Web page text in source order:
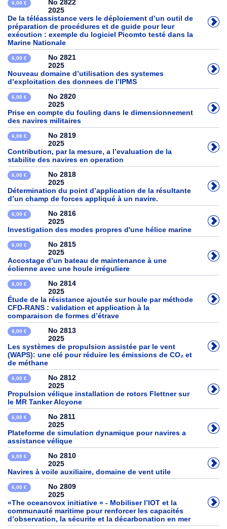
6,00 €
No 2822
2025
De la téléassistance vers le déploiement d’un outil de
préparation de procédures et de guide pour leur
exécution : exemple du logiciel Picomto testé dans la
Marine Nationale
6,00 €
No 2821
2025
Nouveau domaine d’utilisation des systemes
d’exploitation des donnees de l’IPMS
6,00 €
No 2820
2025
Prise en compte du fouling dans le dimensionnement
des navires militaires
6,00 €
No 2819
2025
Contribution, par la mesure, a l’evaluation de la
stabilite des navires en operation
6,00 €
No 2818
2025
Détermination du point d’application de la résultante
d’un champ de forces appliqué à un navire.
6,00 €
No 2816
2025
Investigation des modes propres d'une hélice marine
6,00 €
No 2815
2025
Accostage d’un bateau de maintenance à une
éolienne avec une houle irréguliere
6,00 €
No 2814
2025
Étude de la résistance ajoutée sur houle par méthode
CFD-RANS : validation et application à la
comparaison de formes d’étrave
6,00 €
No 2813
2025
Les systèmes de propulsion assistée par le vent
(WAPS): une clé pour réduire les émissions de CO₂ et
de méthane
6,00 €
No 2812
2025
Propulsion vélique installation de rotors Flettner sur
le MR Tanker Alcyone
6,00 €
No 2811
2025
Plateforme de simulation dynamique pour navires a
assistance vélique
6,00 €
No 2810
2025
Navires à voile auxiliaire, domaine de vent utile
6,00 €
No 2809
2025
«The oceanovox initiative » - Mobiliser l’IOT et la
communauté maritime pour renforcer les capacités
d’observation, la sécurite et la décarbonation en mer